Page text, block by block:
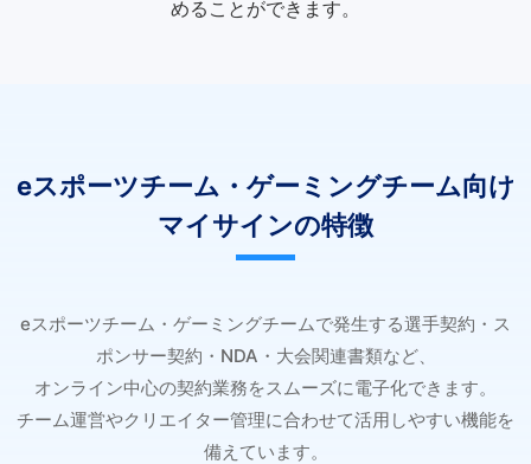
めることができます。
eスポーツチーム・ゲーミングチーム向け
マイサインの特徴
eスポーツチーム・ゲーミングチームで発生する選手契約・ス
ポンサー契約・NDA・大会関連書類など、
オンライン中心の契約業務をスムーズに電子化できます。
チーム運営やクリエイター管理に合わせて活用しやすい機能を
備えています。